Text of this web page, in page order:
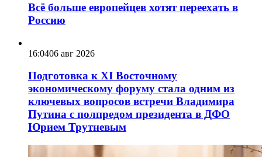
Всё больше европейцев хотят переехать в
Россию
16:0406 авг 2026
Подготовка к XI Восточному
экономическому форуму стала одним из
ключевых вопросов встречи Владимира
Путина с полпредом президента в ДФО
Юрием Трутневым